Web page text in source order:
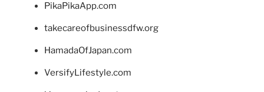
PikaPikaApp.com
takecareofbusinessdfw.org
HamadaOfJapan.com
VersifyLifestyle.com